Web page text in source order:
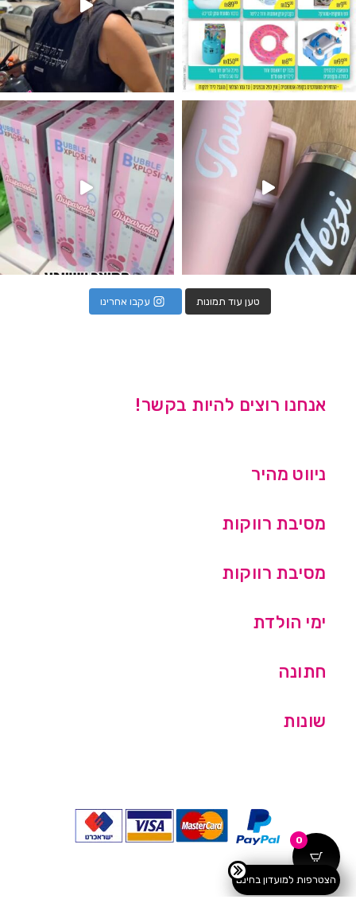
מטף לגילוי מין העובר חזר למלא
טען עוד תמונות עקבו אחרינו
אנחנו רוצים להיות בקשר!
ניווט מהיר
מסיבת רווקות
מסיבת רווקות
ימי הולדת
חתונה
שונות
0
הצטרפות למועדון בחינם